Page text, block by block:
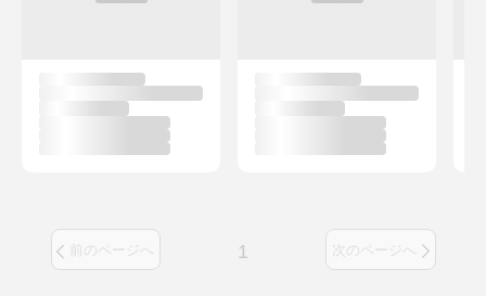
前のページへ 1 次のページへ